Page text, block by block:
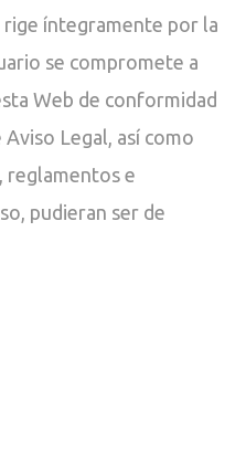
rige íntegramente por la
se compromete a
Web de conformidad
Legal, así como
reglamentos e
pudieran ser de